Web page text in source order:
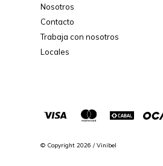
Nosotros
Contacto
Trabaja con nosotros
Locales
© Copyright 2026 / Vinibel